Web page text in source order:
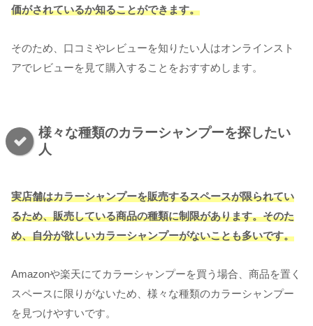
価がされているか知ることができます。
そのため、口コミやレビューを知りたい人はオンラインスト
アでレビューを見て購入することをおすすめします。
様々な種類のカラーシャンプーを探したい
人
実店舗はカラーシャンプーを販売するスペースが限られてい
るため、販売している商品の種類に制限があります。そのた
め、自分が欲しいカラーシャンプーがないことも多いです。
Amazonや楽天にてカラーシャンプーを買う場合、商品を置く
スペースに限りがないため、様々な種類のカラーシャンプー
を見つけやすいです。